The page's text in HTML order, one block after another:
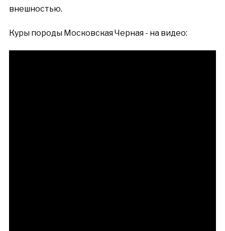
внешностью.
Куры породы Московская Черная - на видео: